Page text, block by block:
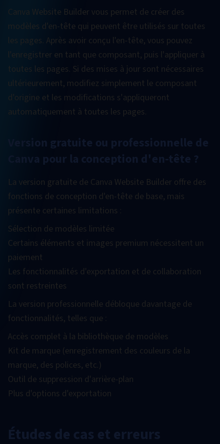
Canva Website Builder vous permet de créer des
modèles d'en-tête qui peuvent être utilisés sur toutes
les pages. Après avoir conçu l'en-tête, vous pouvez
l'enregistrer en tant que composant, puis l'appliquer à
toutes les pages. Si des mises à jour sont nécessaires
ultérieurement, modifiez simplement le composant
d'origine et les modifications s'appliqueront
automatiquement à toutes les pages.
Version gratuite ou professionnelle de
Canva pour la conception d'en-tête ?
La version gratuite de Canva Website Builder offre des
fonctions de conception d'en-tête de base, mais
présente certaines limitations :
Sélection de modèles limitée
Certains éléments et images premium nécessitent un
paiement
Les fonctionnalités d'exportation et de collaboration
sont restreintes
La version professionnelle débloque davantage de
fonctionnalités, telles que :
Accès complet à la bibliothèque de modèles
Kit de marque (enregistrement des couleurs de la
marque, des polices, etc.)
Outil de suppression d'arrière-plan
Plus d'options d'exportation
Études de cas et erreurs